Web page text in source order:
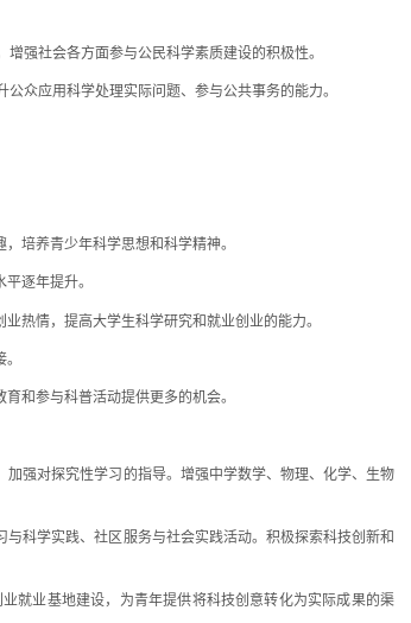
社会各方面参与公民科学素质建设的积极性。
应用科学处理实际问题、参与公共事务的能力。
培养青少年科学思想和科学精神。
逐年提升。
情，提高大学生科学研究和就业创业的能力。
和参与科普活动提供更多的机会。
强对探究性学习的指导。增强中学数学、物理、化学、生物
科学实践、社区服务与社会实践活动。积极探索科技创新和
业基地建设，为青年提供将科技创意转化为实际成果的渠